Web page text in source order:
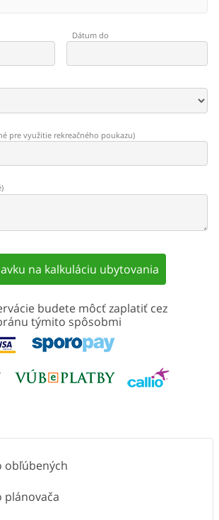
Dátum do
pre využitie rekreačného poukazu)
)
na kalkuláciu ubytovania
budete môcť zaplatiť cez
týmito spôsobmi
obľúbených
plánovača